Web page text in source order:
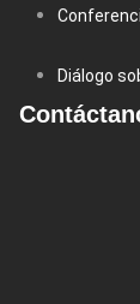
Diálogo